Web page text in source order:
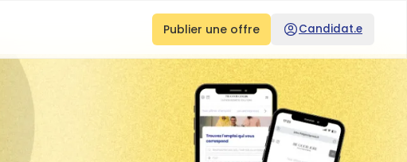
Publier une offre Candidat.e